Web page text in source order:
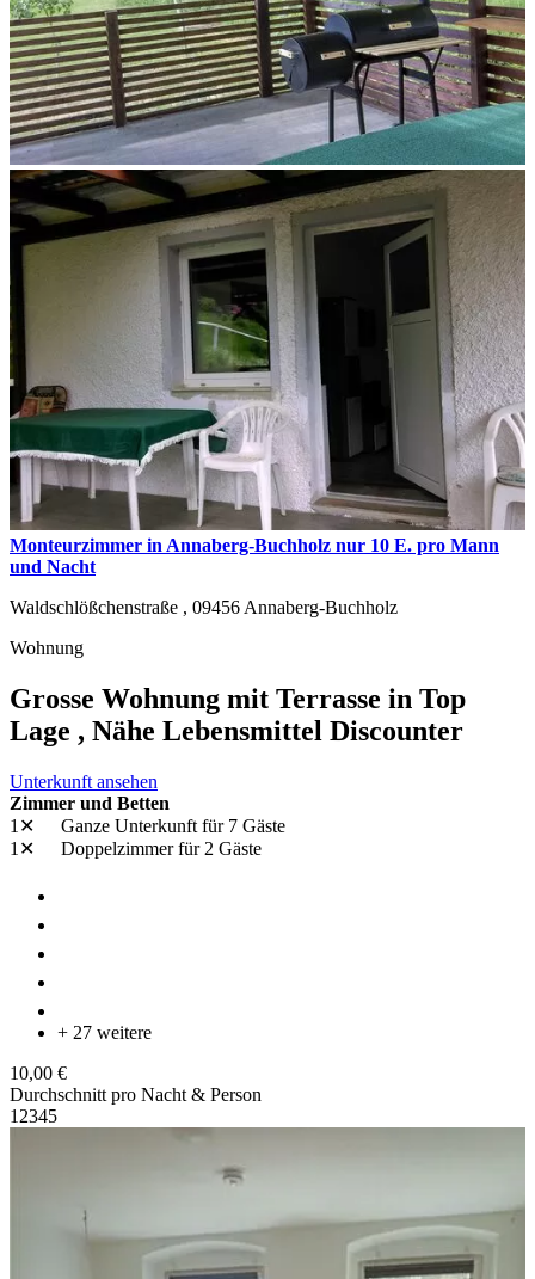
Monteurzimmer in Annaberg-Buchholz nur 10 E. pro Mann
und Nacht
Waldschlößchenstraße , 09456 Annaberg-Buchholz
Wohnung
Grosse Wohnung mit Terrasse in Top
Lage , Nähe Lebensmittel Discounter
Unterkunft ansehen
Zimmer und Betten
1✕
Ganze Unterkunft für 7 Gäste
1✕
Doppelzimmerfür 2 Gäste
+ 27 weitere
10,00 €
Durchschnitt pro Nacht & Person
1 2345